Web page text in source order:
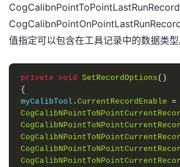
值指定可以包含在工具记录中的数据类型
private void SetRecordOptions ()
{
myCalibTool . CurrentRecordEnable =